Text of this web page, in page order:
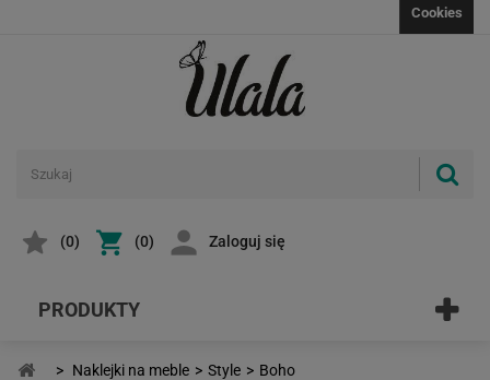
Cookies
(0) (0) Zaloguj się
PRODUKTY
> Naklejki na meble > Style > Boho